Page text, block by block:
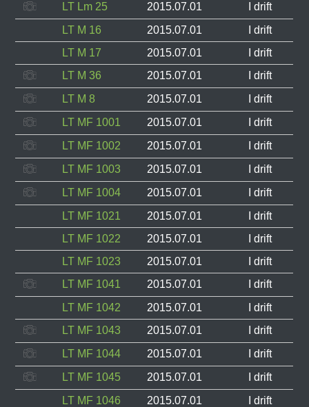
LT Lm 25
2015.07.01
I drift
LT M 16
2015.07.01
I drift
LT M 17
2015.07.01
I drift
LT M 36
2015.07.01
I drift
LT M 8
2015.07.01
I drift
LT MF 1001
2015.07.01
I drift
LT MF 1002
2015.07.01
I drift
LT MF 1003
2015.07.01
I drift
LT MF 1004
2015.07.01
I drift
LT MF 1021
2015.07.01
I drift
LT MF 1022
2015.07.01
I drift
LT MF 1023
2015.07.01
I drift
LT MF 1041
2015.07.01
I drift
LT MF 1042
2015.07.01
I drift
LT MF 1043
2015.07.01
I drift
LT MF 1044
2015.07.01
I drift
LT MF 1045
2015.07.01
I drift
LT MF 1046
2015.07.01
I drift